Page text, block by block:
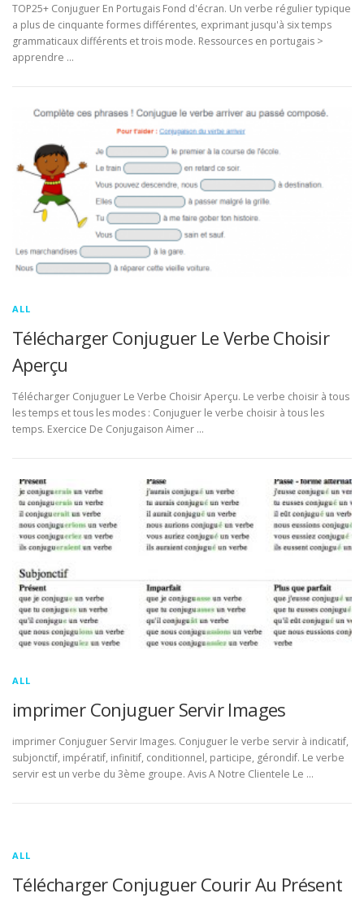
TOP25+ Conjuguer En Portugais Fond d'écran. Un verbe régulier typique
a plus de cinquante formes différentes, exprimant jusqu'à six temps
grammaticaux différents et trois mode. Ressources en portugais >
apprendre …
ALL
Télécharger Conjuguer Le Verbe Choisir
Aperçu
Télécharger Conjuguer Le Verbe Choisir Aperçu. Le verbe choisir à tous
les temps et tous les modes : Conjuguer le verbe choisir à tous les
temps. Exercice De Conjugaison Aimer …
ALL
imprimer Conjuguer Servir Images
imprimer Conjuguer Servir Images. Conjuguer le verbe servir à indicatif,
subjonctif, impératif, infinitif, conditionnel, participe, gérondif. Le verbe
servir est un verbe du 3ème groupe. Avis A Notre Clientele Le …
ALL
Télécharger Conjuguer Courir Au Présent